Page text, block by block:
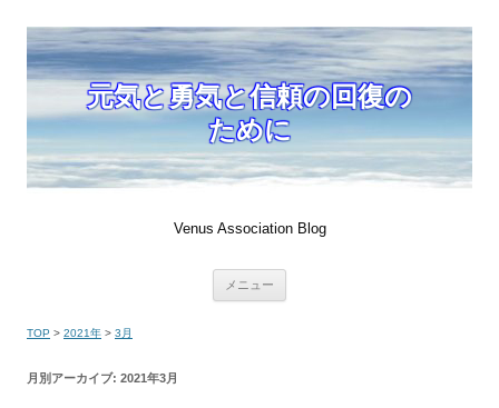
元気と勇気と信頼の回復の
ために
Venus Association Blog
メニュー
TOP > 2021年 > 3月
月別アーカイブ: 2021年3月